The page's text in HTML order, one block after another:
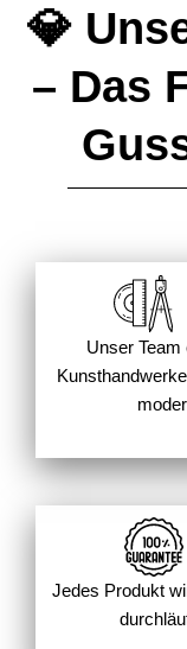
💎
– Das
Unser
Jedes Produkt